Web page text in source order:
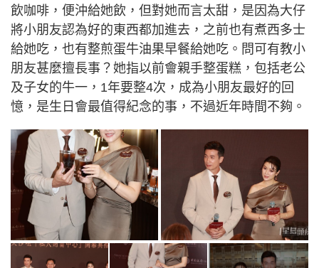
飲咖啡，便沖給她飲，但對她而言太甜，是因為大仔
將小朋友認為好的東西都加進去，之前也有煮西多士
給她吃，也有整煎蛋牛油果早餐給她吃。問可有教小
朋友甚麼擅長事？她指以前會親手整蛋糕，包括老公
及子女的牛一，1年要整4次，成為小朋友最好的回
憶，是生日會最值得紀念的事，不過近年時間不夠。